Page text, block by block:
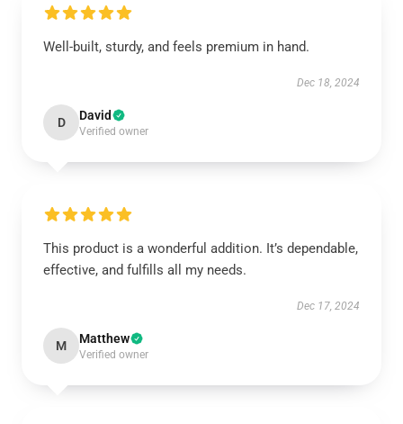
Well-built, sturdy, and feels premium in hand.
Dec 18, 2024
D David
Verified owner
This product is a wonderful addition. It’s dependable,
effective, and fulfills all my needs.
Dec 17, 2024
M Matthew
Verified owner